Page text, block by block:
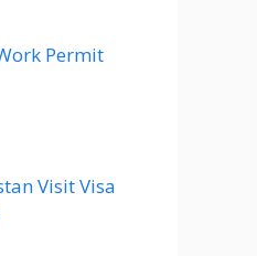
Permit
Visit Visa